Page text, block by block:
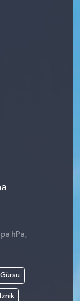
hPa,
Gürsu
İznik